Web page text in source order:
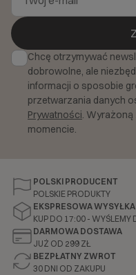
Chcę otrzymywać
dobrowolne, ale
informacji o sposobie
przetwarzania danych
Prywatności.
momencie.
POLSKI PRODUCENT
POLSKIE PRODUKTY
EKSPRESOWA WYSYŁKA
KUP DO 17:00 - WYŚLEMY
DARMOWA DOSTAWA
JUŻ OD 299 ZŁ
BEZPŁATNY ZWROT
30 DNI OD ZAKUPU